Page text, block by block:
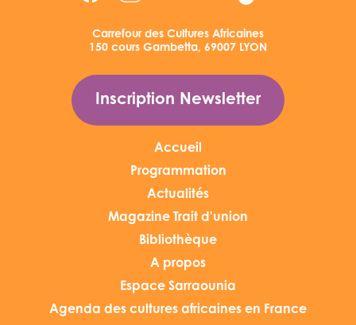
Carrefour des Cultures Africaines
150 cours Gambetta, 69007 LYON
Inscription Newsletter
Accueil
Programmation
Actualités
Magazine Trait d'union
Bibliothèque
A propos
Espace Sarraounia
Agenda des cultures africaines en France